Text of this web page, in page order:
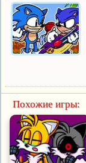
Похожие игры: